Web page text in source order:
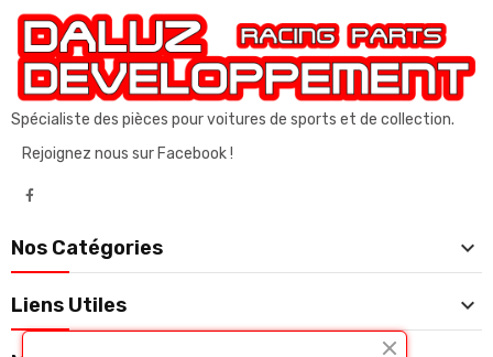
Spécialiste des pièces pour voitures de sports et de collection.
Rejoignez nous sur Facebook !
Nos Catégories 
Liens Utiles 